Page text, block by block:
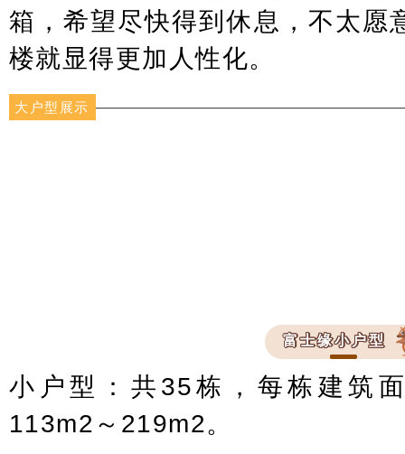
箱，希望尽快得到休息，不太愿
楼就显得更加人性化。
大户型展示
富士缘小户型
小户型：共35栋，每栋建筑
113m2～219m2。